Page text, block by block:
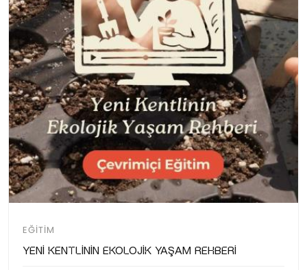
EĞITIM
Yeni Kentlinin Ekolojik Yaşam Rehberi